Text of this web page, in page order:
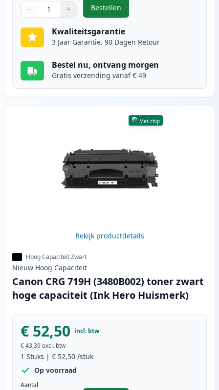
Gebruik de knoppen om aan te passen
− +
1
Bestellen
,Canon 719 toner zwart (Ink Hero
Kwaliteitsgarantie
3 Jaar Garantie. 90 Dagen Retour
Bestel nu, ontvang morgen
Gratis verzending vanaf € 49
Met chip
Bekijk productdetails
Hoog Capaciteit Zwart
Nieuw Hoog Capaciteit
Canon CRG 719H (3480B002) toner zwart
hoge capaciteit (Ink Hero Huismerk)
€ 52,50 incl. btw
€ 43,39excl. btw
1 Stuks | € 52,50 /stuk
Op voorraad
Aantal